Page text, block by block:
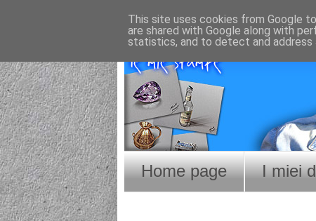
Home page I miei
This site uses cookies from Google
are shared with Google along with
statistics, and to detect and address